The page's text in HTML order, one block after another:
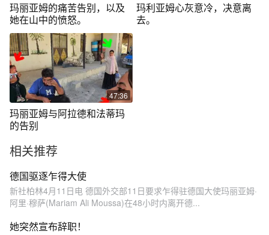
玛丽亚姆的痛苦告别，以及
她在山中的愤怒。
玛利亚姆心灰意冷，决意离
去。
47:36
玛丽亚姆与阿拉德和法蒂玛
的告别
相关推荐
德国驱逐乍得大使
新社柏林4月11日电 德国外交部11日要求乍得驻德国大使玛丽亚姆·
阿里·穆萨(Mariam Ali Moussa)在48小时内离开德...
她突然宣布辞职！